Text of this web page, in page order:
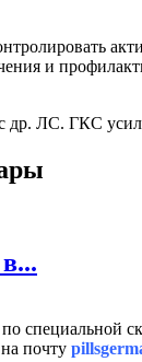
и
др. ЛС. ГКС
специальной
почту